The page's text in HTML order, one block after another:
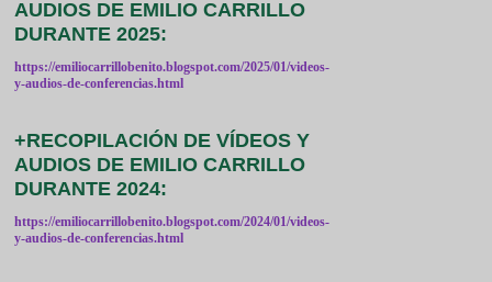
AUDIOS DE EMILIO CARRILLO
DURANTE 2025:
https://emiliocarrillobenito.blogspot.com/2025/01/videos-
y-audios-de-conferencias.html
+RECOPILACIÓN DE VÍDEOS Y
AUDIOS DE EMILIO CARRILLO
DURANTE 2024:
https://emiliocarrillobenito.blogspot.com/2024/01/videos-
y-audios-de-conferencias.html